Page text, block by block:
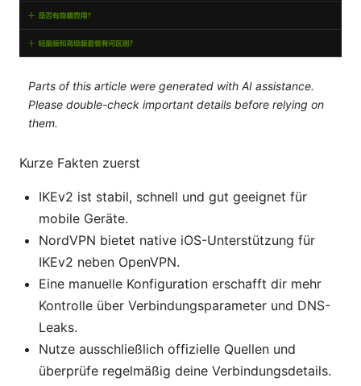
Parts of this article were generated with AI assistance.
Please double-check important details before relying on
them.
Kurze Fakten zuerst
IKEv2 ist stabil, schnell und gut geeignet für
mobile Geräte.
NordVPN bietet native iOS-Unterstützung für
IKEv2 neben OpenVPN.
Eine manuelle Konfiguration erschafft dir mehr
Kontrolle über Verbindungsparameter und DNS-
Leaks.
Nutze ausschließlich offizielle Quellen und
überprüfe regelmäßig deine Verbindungsdetails.